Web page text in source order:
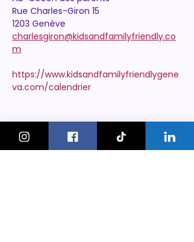
Rue Charles-Giron 15
1203 Genève
charlesgiron@kidsandfamilyfriendly.co
m
https://www.kidsandfamilyfriendlygene
va.com/calendrier